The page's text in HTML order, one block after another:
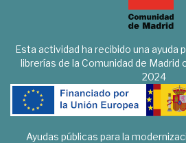
Esta actividad ha recibido una ayuda
librerías de la Comunidad de
2024
Ayudas públicas para la